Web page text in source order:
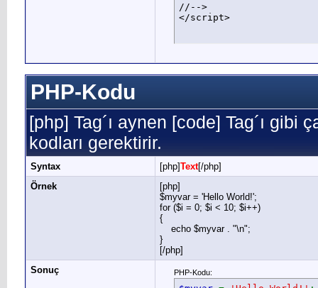
//-->
</script>
PHP-Kodu
[php] Tag´ı aynen [code] Tag´ı gibi
kodları gerektirir.
Syntax [php]Text[/php]
Örnek
[php]
$myvar = 'Hello World!';
for ($i = 0; $i < 10; $i++)
{
echo $myvar . "\n";
}
[/php]
Sonuç
PHP-Kodu: